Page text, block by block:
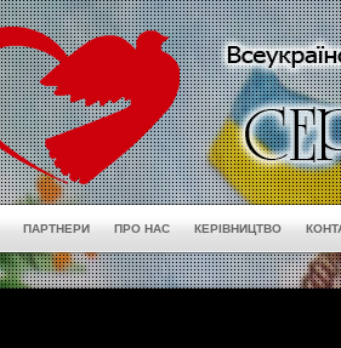
ПАРТНЕРИ ПРО НАС КЕРІВНИЦТВО